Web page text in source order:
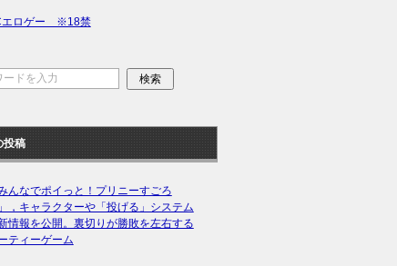
エロゲー ※18禁
投稿
みんなでポイっと！プリニーすごろ
，キャラクターや「投げる」システム
情報を公開。裏切りが勝敗を左右する
ティーゲーム